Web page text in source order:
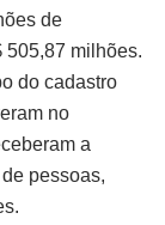
de
505,87 milhões.
do cadastro
no
a
pessoas,